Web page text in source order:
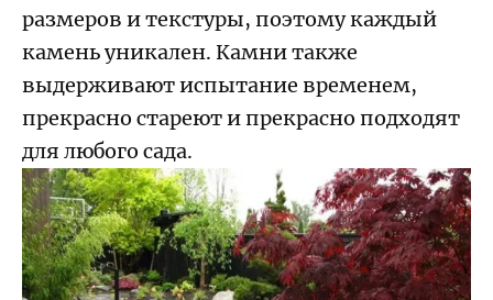
размеров и текстуры, поэтому каждый
камень уникален. Камни также
выдерживают испытание временем,
прекрасно стареют и прекрасно подходят
для любого сада.